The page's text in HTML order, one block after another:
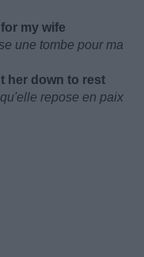
my wife
une tombe pour ma
her down to rest
repose en paix